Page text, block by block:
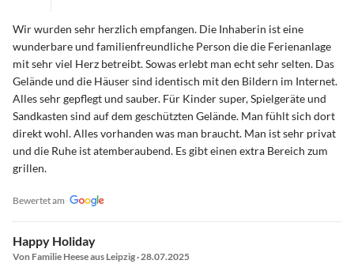
Wir wurden sehr herzlich empfangen. Die Inhaberin ist eine
wunderbare und familienfreundliche Person die die Ferienanlage
mit sehr viel Herz betreibt. Sowas erlebt man echt sehr selten. Das
Gelände und die Häuser sind identisch mit den Bildern im Internet.
Alles sehr gepflegt und sauber. Für Kinder super, Spielgeräte und
Sandkasten sind auf dem geschützten Gelände. Man fühlt sich dort
direkt wohl. Alles vorhanden was man braucht. Man ist sehr privat
und die Ruhe ist atemberaubend. Es gibt einen extra Bereich zum
grillen.
Bewertet am
Happy Holiday
Von Familie Heese aus Leipzig · 28.07.2025